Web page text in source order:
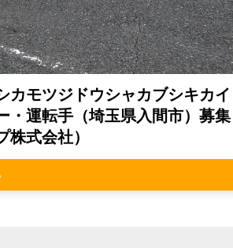
カモツジドウシャカブシキカイ
・運転手（埼玉県入間市）募集
株式会社）